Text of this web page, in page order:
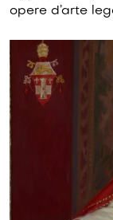
opere d’arte